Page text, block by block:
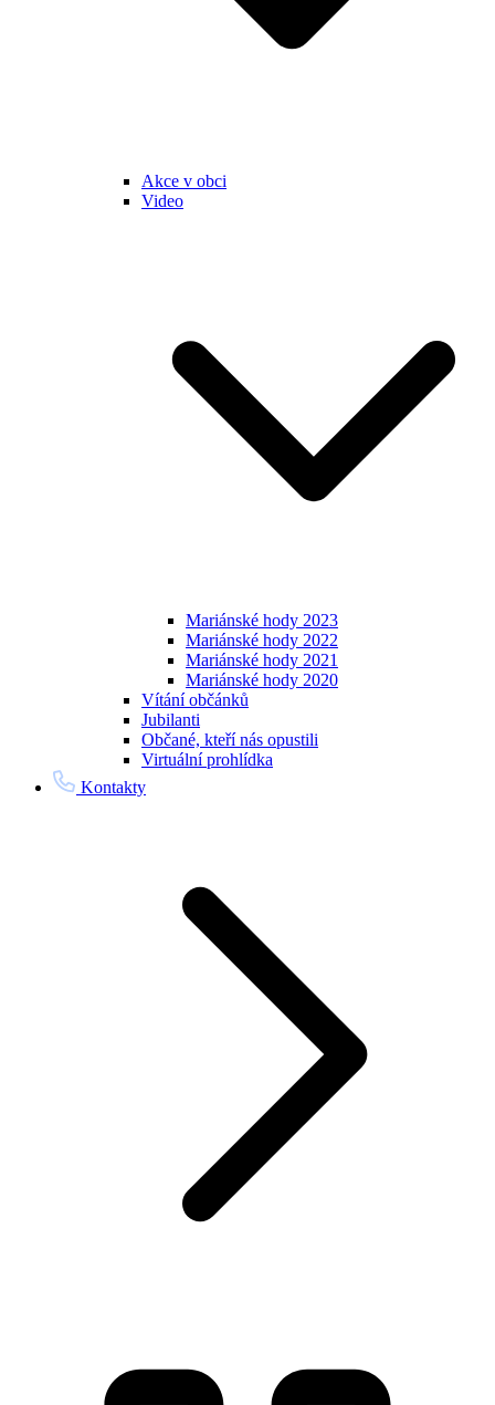
Akce v obci
Video
Mariánské hody 2023
Mariánské hody 2022
Mariánské hody 2021
Mariánské hody 2020
Vítání občánků
Jubilanti
Občané, kteří nás opustili
Virtuální prohlídka
Kontakty